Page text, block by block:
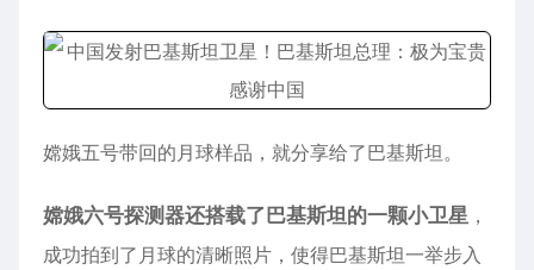
嫦娥五号带回的月球样品，就分享给了巴基斯坦。
嫦娥六号探测器还搭载了巴基斯坦的一颗小卫星 ，
成功拍到了月球的清晰照片，使得巴基斯坦一举步入